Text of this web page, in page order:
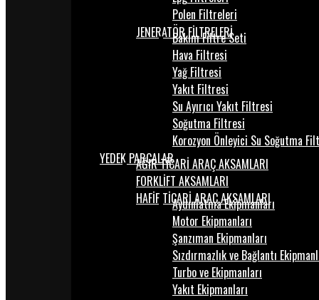
Polen Filtreleri
JENERATÖR FİLTRELERİ
Bakım Filtre Seti
Hava Filtresi
Yağ Filtresi
Yakıt Filtresi
Su Ayırıcı Yakıt Filtresi
Soğutma Filtresi
Korozyon Önleyici Su Soğutma
YEDEK PARÇALARAĞIR TİCARİ ARAÇ AKSAMLARI
FORKLİFT AKSAMLARI
HAFİF TİCARİ ARAÇ AKSAMLARI
Aydınlatma Ekipmanları
Motor Ekipmanları
Şanzıman Ekipmanları
Sızdırmazlık ve Bağlantı
Turbo ve Ekipmanları
Yakıt Ekipmanları